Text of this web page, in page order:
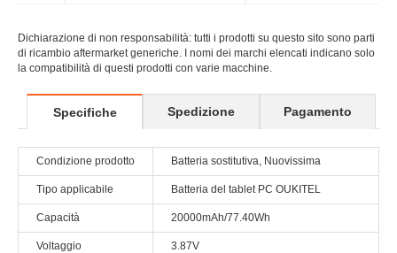
Dichiarazione di non responsabilità: tutti i prodotti su questo sito sono parti
di ricambio aftermarket generiche. I nomi dei marchi elencati indicano solo
la compatibilità di questi prodotti con varie macchine.
Specifiche Spedizione Pagamento
Condizione prodotto Batteria sostitutiva, Nuovissima
Tipo applicabile Batteria del tablet PC OUKITEL
Capacità 20000mAh/77.40Wh
Voltaggio 3.87V